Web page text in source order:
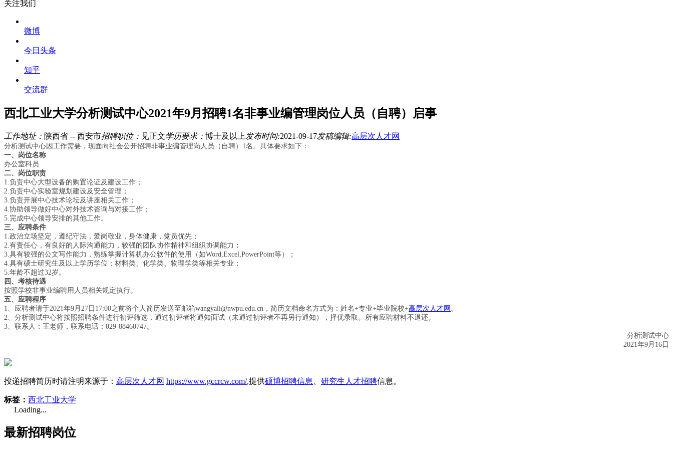
关注我们
微博
今日头条
知乎
交流群
西北工业大学分析测试中心2021年9月招聘1名非事业编管理岗位人员（自聘）启事
工作地址： 陕西省 -- 西安市招聘职位： 见正文学历要求： 博士及以上发布时间:2021-09-17发稿编辑:高层次人才网
分析测试中心因工作需要，现面向社会公开招聘非事业编管理岗人员（自聘） 1 名。具体要求如下：
一、岗位名称
办公室科员
二、岗位职责
1. 负责中心大型设备的购置论证及建设工作；
2. 负责中心实验室规划建设及安全管理；
3. 负责开展中心技术论坛及讲座相关工作；
4. 协助领导做好中心对外技术咨询与对接工作；
5. 完成中心领导安排的其他工作。
三、应聘条件
1. 政治立场坚定，遵纪守法，爱岗敬业，身体健康，党员优先；
2. 有责任心，有良好的人际沟通能力，较强的团队协作精神和组织协调能力；
3. 具有较强的公文写作能力，熟练掌握计算机办公软件的使用（如Word,Excel,PowerPoint等）；
4. 具有硕士研究生及以上学历学位；材料类、化学类、物理学类等相关专业；
5. 年龄不超过32岁。
四、考核待遇
按照学校非事业编聘用人员相关规定执行。
五、应聘程序
1
、应聘者请于2021 年9 月 27 日 17:00之前将个人简历发送至邮箱wangyali@nwpu.edu.cn ，简历文档命名方式为：姓名+专业+毕业院校+高层次人才网 。
2 、分析测试中心将按照招聘条件进行初评筛选，通过初评者将通知面试（未通过初评者不再另行通知），择优录取。所有应聘材料不退还。
3 、联系人：王老师，联系电话： 029-88460747。
分析测试中心
2021 年9 月 16 日
投递招聘简历时请注明来源于： 高层次人才网 https://www.gccrcw.com/,提供硕博招聘信息 研究生人才招聘信息。
标签： 西北工业大学
Loading...
最新招聘岗位